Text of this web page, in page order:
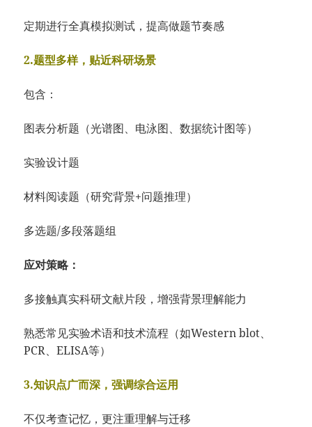
定期进行全真模拟测试，提高做题节奏感
2.题型多样，贴近科研场景
包含：
图表分析题（光谱图、电泳图、数据统计图等）
实验设计题
材料阅读题（研究背景+问题推理）
多选题/多段落题组
应对策略：
多接触真实科研文献片段，增强背景理解能力
熟悉常见实验术语和技术流程（如Western blot、
PCR、ELISA等）
3.知识点广而深，强调综合运用
不仅考查记忆，更注重理解与迁移